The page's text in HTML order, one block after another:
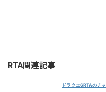
RTA関連記事
ドラクエ6RTAのチ